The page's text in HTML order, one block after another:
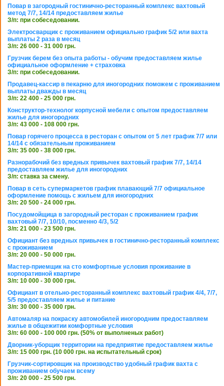
Повар в загородный гостинично-ресторанный комплекс вахтовый
метод 7/7, 14/14 предоставляем жилье
З/п: при собеседовании.
Электросварщик с проживанием официально график 5/2 или вахта
выплаты 2 раза в месяц
З/п: 26 000 - 31 000 грн.
Грузчик берем без опыта работы - обучим предоставляем жилье
официальное оформление + страховка
З/п: при собеседовании.
Продавец-кассир в пекарню для иногородних поможем с проживанием
выплаты дважды в месяц
З/п: 22 400 - 25 000 грн.
Конструктор-технолог корпусной мебели с опытом предоставляем
жилье для иногородних
З/п: 43 000 - 108 000 грн.
Повар горячего процесса в ресторан с опытом от 5 лет график 7/7 или
14/14 с обязательным проживанием
З/п: 35 000 - 38 000 грн.
Разнорабочий без вредных привычек вахтовый график 7/7, 14/14
предоставляем жилье для иногородних
З/п: ставка за смену.
Повар в сеть супермаркетов график плавающий 7/7 официальное
оформление помощь с жильем для иногородних
З/п: 20 500 - 24 000 грн.
Посудомойщица в загородный ресторан с проживанием график
вахтовый 7/7, 10/10, посменно 4/3, 5/2
З/п: 21 000 - 23 500 грн.
Официант без вредных привычек в гостинично-ресторанный комплекс
с проживанием
З/п: 20 000 - 50 000 грн.
Мастер-приемщик на сто комфортные условия проживание в
корпоративной квартире
З/п: 10 000 - 30 000 грн.
Официант в отельно-ресторанный комплекс вахтовый график 4/4, 7/7,
5/5 предоставляем жилье и питание
З/п: 30 000 - 35 000 грн.
Автомаляр на покраску автомобилей иногородним предоставляем
жилье в общежитии комфортные условия
З/п: 60 000 - 100 000 грн. (50% от выполненых работ)
Дворник-уборщик территории на предприятие предоставляем жилье
З/п: 15 000 грн. (10 000 грн. на испытательный срок)
Грузчик-сортировщик на производство удобный график вахта с
проживанием обучаем всему
З/п: 20 000 - 25 500 грн.